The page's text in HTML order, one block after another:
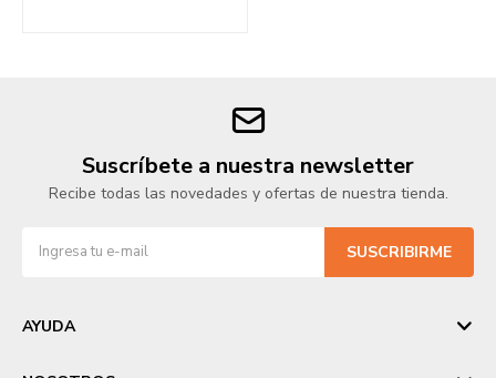
Suscríbete a nuestra newsletter
Recibe todas las novedades y ofertas de nuestra tienda.
SUSCRIBIRME
AYUDA